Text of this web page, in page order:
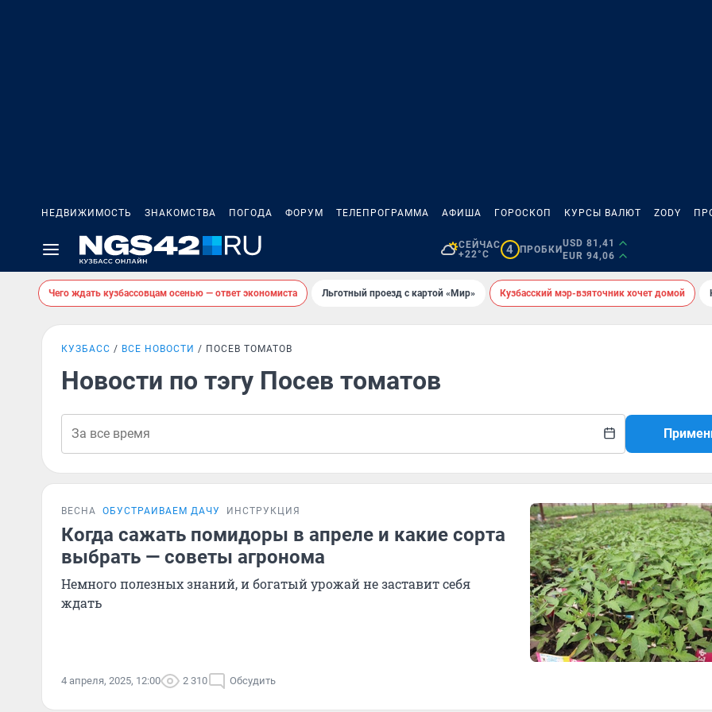
НЕДВИЖИМОСТЬ ЗНАКОМСТВА ПОГОДА ФОРУМ ТЕЛЕПРОГРАММА АФИША ГОРОСКОП КУРСЫ ВАЛЮТ ZODY
СЕЙЧАС
+22°C
4 ПРОБКИ
USD 81,41
EUR 94,06
Чего ждать кузбассовцам осенью — ответ экономиста Льготный проезд с картой «Мир» Кузбасский мэр-взяточник хочет домой
КУЗБАСС ВСЕ НОВОСТИ ПОСЕВ ТОМАТОВ
Новости по тэгу Посев томатов
ВЕСНА ОБУСТРАИВАЕМ ДАЧУ ИНСТРУКЦИЯ
Когда сажать помидоры в апреле и какие сорта
выбрать — советы агронома
Немного полезных знаний, и богатый урожай не заставит себя
ждать
4 апреля, 2025, 12:00 2 310 Обсудить